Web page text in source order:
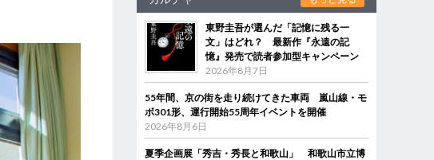
東野圭吾が選んだ「記憶に残る一
文」はどれ？ 最新作『永遠の記
憶』発売で読者参加型キャンペーン
2026年8月7日
55年間、京の街を走り続けてきた車両 嵐山線・モ
ボ301形、運行開始55周年イベントを開催
2026年8月6日
夏季企画展「秀吉・秀長と和歌山」 和歌山市立博